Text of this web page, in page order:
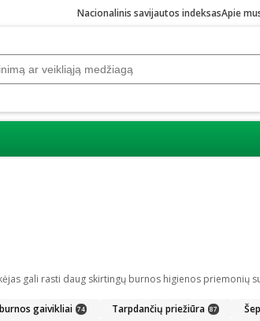
Nacionalinis savijautos indeksasApie
gaivikliai 74 Tarpdančių priežiūra 87